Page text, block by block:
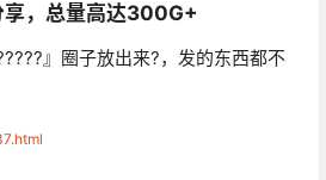
，总量高达300G+
』圈子放出来?，发的东西都不